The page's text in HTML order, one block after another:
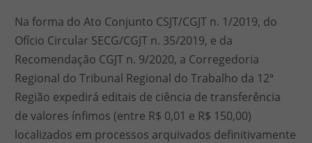
Na forma do Ato Conjunto CSJT/CGJT n. 1/2019, do
Ofício Circular SECG/CGJT n. 35/2019, e da
Recomendação CGJT n. 9/2020, a Corregedoria
Regional do Tribunal Regional do Trabalho da 12ª
Região expedirá editais de ciência de transferência
de valores ínfimos (entre R$ 0,01 e R$ 150,00)
localizados em processos arquivados definitivamente